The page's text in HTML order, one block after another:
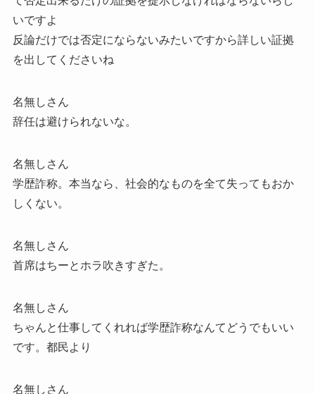
いですよ
反論だけでは否定にならないみたいですから詳しい証拠
を出してくださいね
名無しさん
辞任は避けられないな。
名無しさん
学歴詐称。本当なら、社会的なものを全て失ってもおか
しくない。
名無しさん
首席はちーとホラ吹きすぎた。
名無しさん
ちゃんと仕事してくれれば学歴詐称なんてどうでもいい
です。都民より
名無しさん